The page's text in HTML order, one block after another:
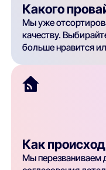
Какого
Мы уже
качеству.
больше нравится
Как
Мы перезваниваем